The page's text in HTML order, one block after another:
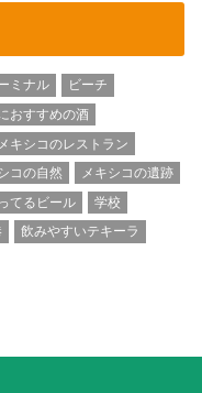
ミナル
ビーチ
おすすめの酒
メキシコのレストラン
コの自然
メキシコの遺跡
てるビール
学校
飲みやすいテキーラ